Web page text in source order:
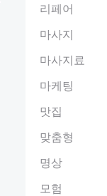
리페어
마사지
마사지료
마케팅
맛집
맞춤형
명상
모험